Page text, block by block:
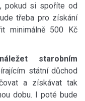
pokud si spoříte od
třeba pro získání
minimálně 500 Kč
starobním
státní důchod
a získávat tak
dobu. I poté bude